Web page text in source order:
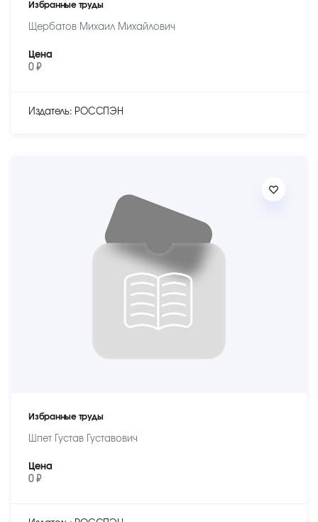
Избранные труды
Щербатов Михаил Михайлович
Цена
0 ₽
Издатель: РОССПЭН
Избранные труды
Шпет Густав Густавович
Цена
0 ₽